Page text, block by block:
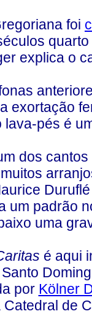
foi
explica o
exortação
lava-pés é
dos
um padrão
uma
é aqui
por Kölner
Catedral de